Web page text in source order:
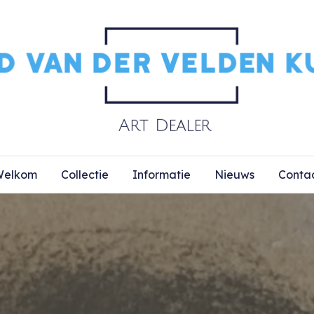
Collectie Informatie Nieuws